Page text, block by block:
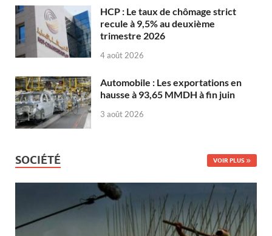
HCP : Le taux de chômage strict
recule à 9,5% au deuxième
trimestre 2026
4 août 2026
Automobile : Les exportations en
hausse à 93,65 MMDH à fin juin
3 août 2026
SOCIÉTÉ VOIR PLUS